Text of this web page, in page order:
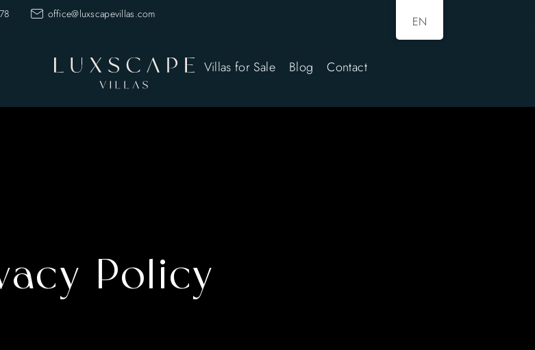
office@luxscapevillas.com
Villas for Sale Blog Contact
Policy
EN